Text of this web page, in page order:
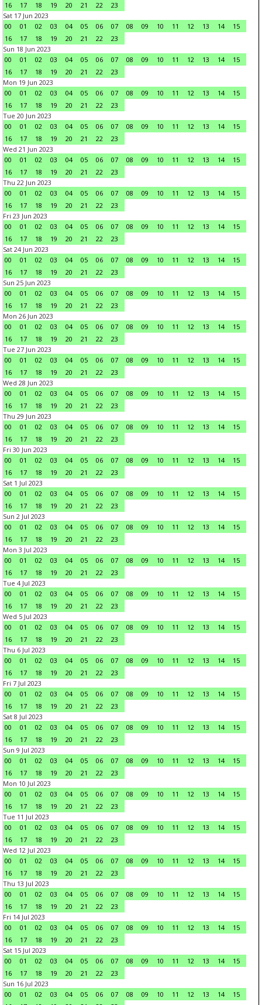
16
17 18 19 20 21 22
23
Sat 17 Jun 2023
00
01 02 03 04 05 06 07 08 09 10 11 12 13 14
15
16
17 18 19 20 21 22
23
Sun 18 Jun 2023
00
01 02 03 04 05 06 07 08 09 10 11 12 13 14
15
16
17 18 19 20 21 22
23
Mon 19 Jun 2023
00
01 02 03 04 05 06 07 08 09 10 11 12 13 14
15
16
17 18 19 20 21 22
23
Tue 20 Jun 2023
00
01 02 03 04 05 06 07 08 09 10 11 12 13 14
15
16
17 18 19 20 21 22
23
Wed 21 Jun 2023
00
01 02 03 04 05 06 07 08 09 10 11 12 13 14
15
16
17 18 19 20 21 22
23
Thu 22 Jun 2023
00
01 02 03 04 05 06 07 08 09 10 11 12 13 14
15
16
17 18 19 20 21 22
23
Fri 23 Jun 2023
00
01 02 03 04 05 06 07 08 09 10 11 12 13 14
15
16
17 18 19 20 21 22
23
Sat 24 Jun 2023
00
01 02 03 04 05 06 07 08 09 10 11 12 13 14
15
16
17 18 19 20 21 22
23
Sun 25 Jun 2023
00
01 02 03 04 05 06 07 08 09 10 11 12 13 14
15
16
17 18 19 20 21 22
23
Mon 26 Jun 2023
00
01 02 03 04 05 06 07 08 09 10 11 12 13 14
15
16
17 18 19 20 21 22
23
Tue 27 Jun 2023
00
01 02 03 04 05 06 07 08 09 10 11 12 13 14
15
16
17 18 19 20 21 22
23
Wed 28 Jun 2023
00
01 02 03 04 05 06 07 08 09 10 11 12 13 14
15
16
17 18 19 20 21 22
23
Thu 29 Jun 2023
00
01 02 03 04 05 06 07 08 09 10 11 12 13 14
15
16
17 18 19 20 21 22
23
Fri 30 Jun 2023
00
01 02 03 04 05 06 07 08 09 10 11 12 13 14
15
16
17 18 19 20 21 22
23
Sat 1 Jul 2023
00
01 02 03 04 05 06 07 08 09 10 11 12 13 14
15
16
17 18 19 20 21 22
23
Sun 2 Jul 2023
00
01 02 03 04 05 06 07 08 09 10 11 12 13 14
15
16
17 18 19 20 21 22
23
Mon 3 Jul 2023
00
01 02 03 04 05 06 07 08 09 10 11 12 13 14
15
16
17 18 19 20 21 22
23
Tue 4 Jul 2023
00
01 02 03 04 05 06 07 08 09 10 11 12 13 14
15
16
17 18 19 20 21 22
23
Wed 5 Jul 2023
00
01 02 03 04 05 06 07 08 09 10 11 12 13 14
15
16
17 18 19 20 21 22
23
Thu 6 Jul 2023
00
01 02 03 04 05 06 07 08 09 10 11 12 13 14
15
16
17 18 19 20 21 22
23
Fri 7 Jul 2023
00
01 02 03 04 05 06 07 08 09 10 11 12 13 14
15
16
17 18 19 20 21 22
23
Sat 8 Jul 2023
00
01 02 03 04 05 06 07 08 09 10 11 12 13 14
15
16
17 18 19 20 21 22
23
Sun 9 Jul 2023
00
01 02 03 04 05 06 07 08 09 10 11 12 13 14
15
16
17 18 19 20 21 22
23
Mon 10 Jul 2023
00
01 02 03 04 05 06 07 08 09 10 11 12 13 14
15
16
17 18 19 20 21 22
23
Tue 11 Jul 2023
00
01 02 03 04 05 06 07 08 09 10 11 12 13 14
15
16
17 18 19 20 21 22
23
Wed 12 Jul 2023
00
01 02 03 04 05 06 07 08 09 10 11 12 13 14
15
16
17 18 19 20 21 22
23
Thu 13 Jul 2023
00
01 02 03 04 05 06 07 08 09 10 11 12 13 14
15
16
17 18 19 20 21 22
23
Fri 14 Jul 2023
00
01 02 03 04 05 06 07 08 09 10 11 12 13 14
15
16
17 18 19 20 21 22
23
Sat 15 Jul 2023
00
01 02 03 04 05 06 07 08 09 10 11 12 13 14
15
16
17 18 19 20 21 22
23
Sun 16 Jul 2023
00
01 02 03 04 05 06 07 08 09 10 11 12 13 14
15